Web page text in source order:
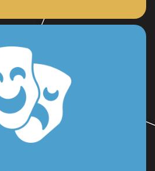
Cultural
que acercan a los alumnos al arte, la
tradiciones, fomentando el aprecio y
por la diversidad cultural.